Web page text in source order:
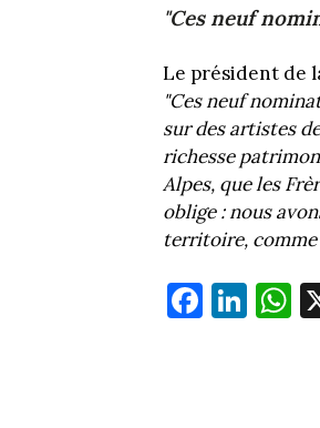
"Ces neuf
Le président de
"Ces neuf
sur des artistes
richesse
Alpes, que les
oblige : nous
territoire, comme
Fa
ce
Li
nk
W